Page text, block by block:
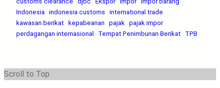
Indonesia
indonesia customs
international trade
kawasan berikat
kepabeanan pajak
pajak impor
perdagangan internasional
Tempat Penimbunan Berikat TPB
Scroll to Top